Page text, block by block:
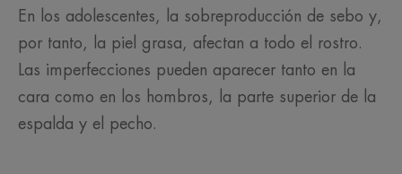
En los adolescentes, la sobreproducción de sebo y,
por tanto, la piel grasa, afectan a todo el rostro.
Las imperfecciones pueden aparecer tanto en la
cara como en los hombros, la parte superior de la
espalda y el pecho.